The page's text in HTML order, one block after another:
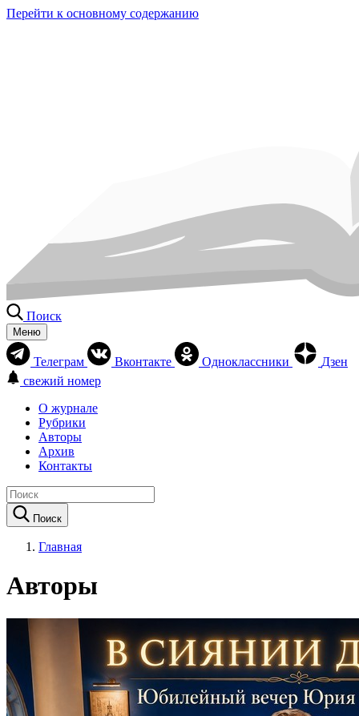
Перейти к основному содержанию
Поиск
Меню
Телеграм Вконтакте Одноклассники
Дзен
свежий номер
О журнале
Рубрики
Авторы
Архив
Контакты
Поиск
Главная
Авторы